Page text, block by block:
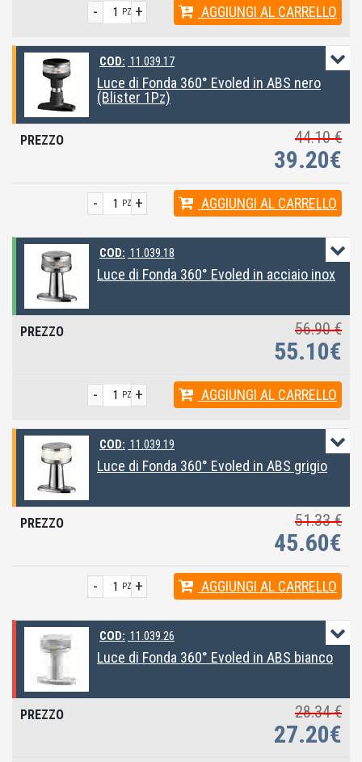
+
- PZ AGGIUNGI AL CARRELLO
COD: 11.039.17
Luce di Fonda 360° Evoled in ABS nero
(Blister 1Pz)
44.10 €
39.20€
+
- PZ AGGIUNGI AL CARRELLO
COD: 11.039.18
Luce di Fonda 360° Evoled in acciaio inox
56.90 €
55.10€
+
- PZ AGGIUNGI AL CARRELLO
COD: 11.039.19
Luce di Fonda 360° Evoled in ABS grigio
51.33 €
45.60€
+
- PZ AGGIUNGI AL CARRELLO
COD: 11.039.26
Luce di Fonda 360° Evoled in ABS bianco
28.34 €
27.20€